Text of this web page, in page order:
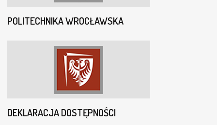
POLITECHNIKA WROCŁAWSKA
DEKLARACJA DOSTĘPNOŚCI